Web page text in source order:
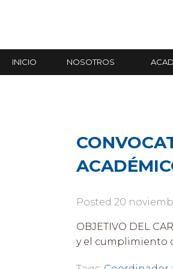
INICIO NOSOTROS
Posted 20
OBJETIVO DEL
y el cumplimiento